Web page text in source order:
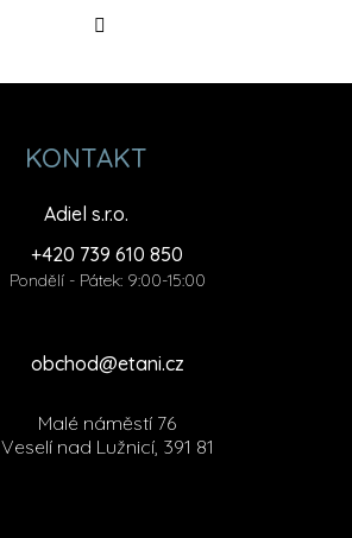
KONTAKT
Adiel s.r.o.
+420 739 610 850
Pondělí - Pátek: 9:00-15:00
obchod@etani.cz
Malé náměstí 76
Veselí nad Lužnicí, 391 81